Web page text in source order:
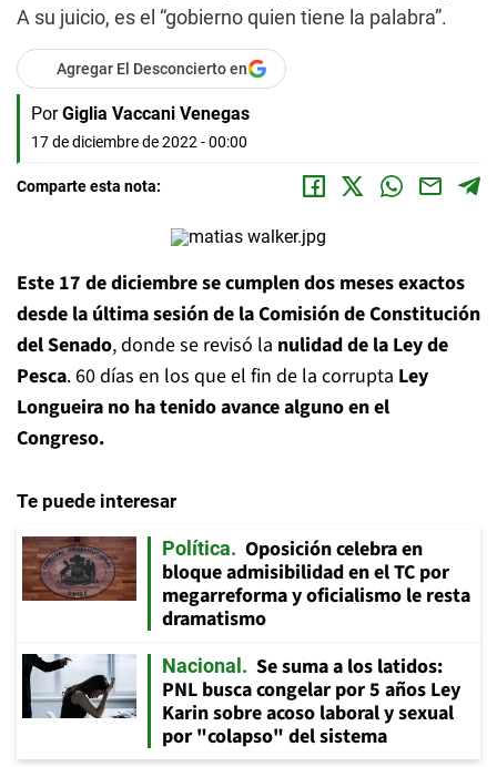
A su juicio, es el “gobierno quien tiene la palabra”.
Agregar El Desconcierto en
Por Giglia Vaccani Venegas
17 de diciembre de 2022 - 00:00
Comparte esta nota:
Este 17 de diciembre se cumplen dos meses exactos
desde la última sesión de la Comisión de Constitución
del Senado, donde se revisó la nulidad de la Ley de
Pesca. 60 días en los que el fin de la corrupta Ley
Longueira no ha tenido avance alguno en el
Congreso.
Te puede interesar
Política
Oposición celebra en
bloque admisibilidad en el TC por
megarreforma y oficialismo le resta
dramatismo
Nacional
Se suma a los latidos:
PNL busca congelar por 5 años Ley
Karin sobre acoso laboral y sexual
por "colapso" del sistema